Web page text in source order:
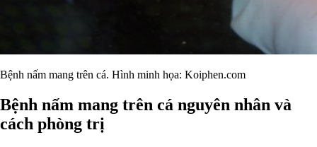
Bệnh nấm mang trên cá. Hình minh họa: Koiphen.com
Bệnh nấm mang trên cá nguyên nhân và
cách phòng trị